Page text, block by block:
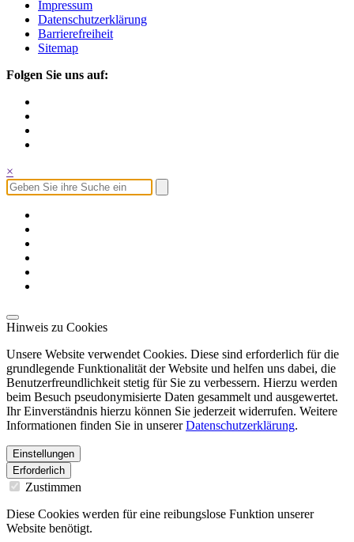
Impressum
Datenschutzerklärung
Barrierefreiheit
Sitemap
Folgen Sie uns auf:
×
Hinweis zu Cookies
Unsere Website verwendet Cookies. Diese sind erforderlich für die
grundlegende Funktionalität der Website und helfen uns dabei, die
Benutzerfreundlichkeit stetig für Sie zu verbessern. Hierzu werden
beim Besuch pseudonymisierte Daten gesammelt und ausgewertet.
Ihr Einverständnis hierzu können Sie jederzeit widerrufen. Weitere
Informationen finden Sie in unsererDatenschutzerklärung.
Einstellungen
Erforderlich
Zustimmen
Diese Cookies werden für eine reibungslose Funktion unserer
Website benötigt.